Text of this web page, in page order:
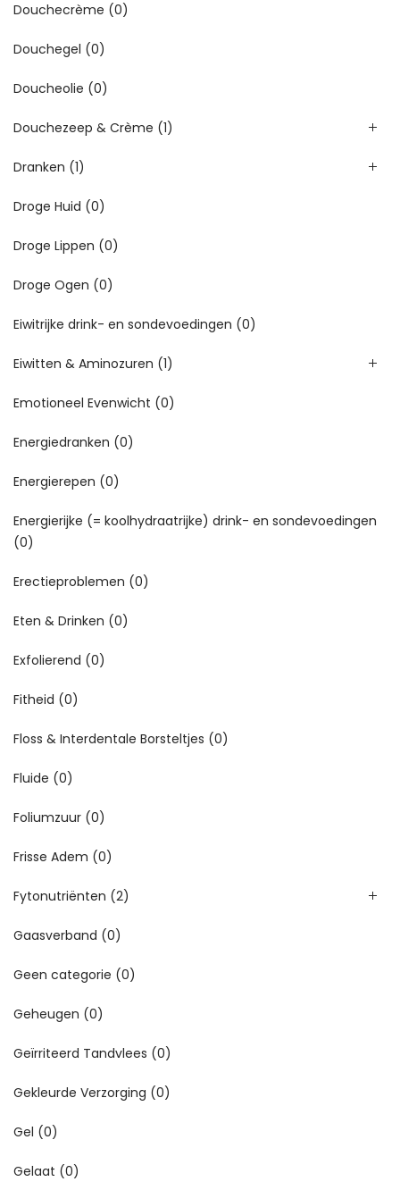
Douchecrème (0)
Douchegel (0)
Doucheolie (0)
Douchezeep & Crème (1)
Dranken (1)
Droge Huid (0)
Droge Lippen (0)
Droge Ogen (0)
Eiwitrijke drink- en sondevoedingen (0)
Eiwitten & Aminozuren (1)
Emotioneel Evenwicht (0)
Energiedranken (0)
Energierepen (0)
Energierijke (= koolhydraatrijke) drink- en sondevoedingen
(0)
Erectieproblemen (0)
Eten & Drinken (0)
Exfolierend (0)
Fitheid (0)
Floss & Interdentale Borsteltjes (0)
Fluide (0)
Foliumzuur (0)
Frisse Adem (0)
Fytonutriënten (2)
Gaasverband (0)
Geen categorie (0)
Geheugen (0)
Geïrriteerd Tandvlees (0)
Gekleurde Verzorging (0)
Gel (0)
Gelaat (0)